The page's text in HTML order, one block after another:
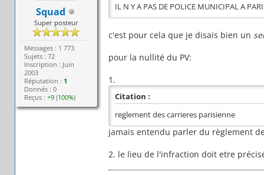
Squad
Super posteur
Messages : 1 773
Sujets : 72
Inscription : Juin
2003
Réputation : 1
Donnés : 0
Reçus :+9 (100%)
IL N Y A PAS DE POLICE MUNICIPAL A
c'est pour cela que je disais bien un
pour la nullité du PV:
1.
Citation :
reglement des carrieres parisienne
jamais entendu parler du règlement
2. le lieu de l'infraction doit etre